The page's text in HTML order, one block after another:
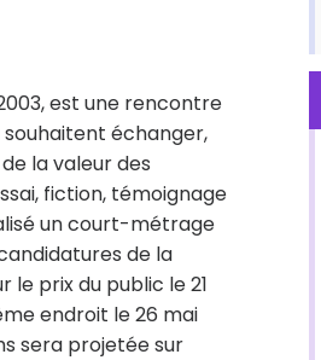
est une rencontre
échanger,
la valeur des
fiction, témoignage
un court-métrage
de la
le prix du public le 21
endroit le 26 mai
sera projetée sur